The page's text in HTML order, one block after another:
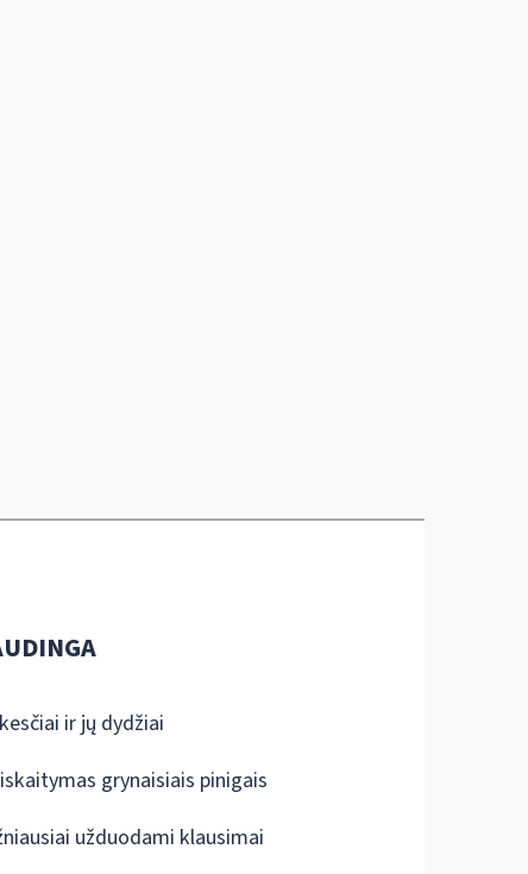
ir jų dydžiai
grynaisiais pinigais
užduodami klausimai